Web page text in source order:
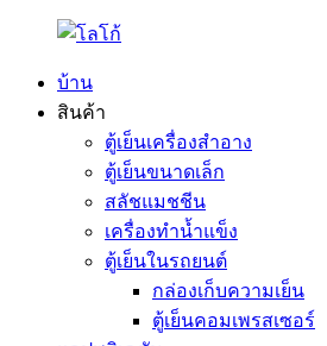
บ้าน
สินค้า
ตู้เย็นเครื่องสำอาง
ตู้เย็นขนาดเล็ก
สลัชแมชชีน
เครื่องทำน้ำแข็ง
ตู้เย็นในรถยนต์
กล่องเก็บความเย็น
ตู้เย็นคอมเพรสเซอร์